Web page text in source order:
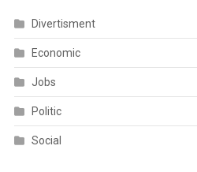
Divertisment
Economic
Jobs
Politic
Social